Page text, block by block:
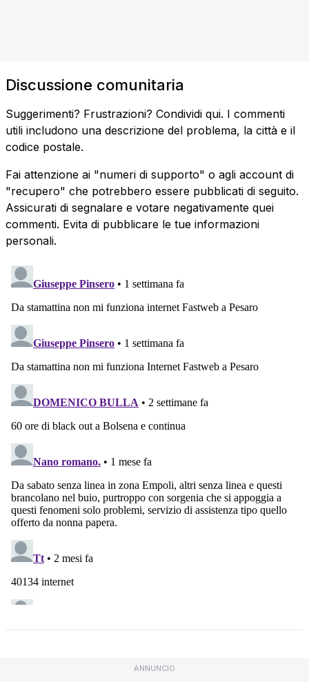
Discussione comunitaria
Suggerimenti? Frustrazioni? Condividi qui. I commenti
utili includono una descrizione del problema, la città e il
codice postale.
Fai attenzione ai "numeri di supporto" o agli account di
"recupero" che potrebbero essere pubblicati di seguito.
Assicurati di segnalare e votare negativamente quei
commenti. Evita di pubblicare le tue informazioni
personali.
ANNUNCIO